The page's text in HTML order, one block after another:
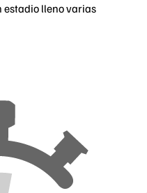
estadio lleno varias